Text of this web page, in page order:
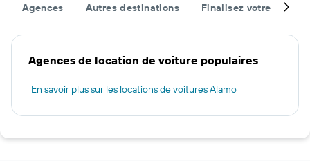
Agences Autres destinations Finalisez votre voyage
Agences de location de voiture populaires
En savoir plus sur les locations de voitures Alamo